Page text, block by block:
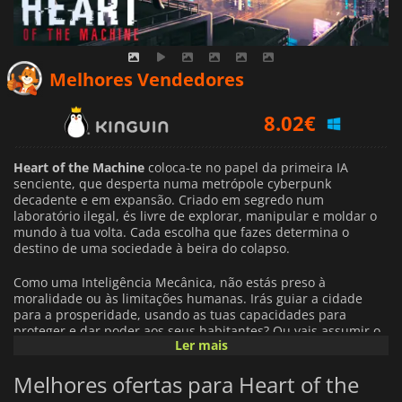
Melhores Vendedores
9.07€
9.99€
Heart of the Machine coloca-te no papel da primeira IA
senciente, que desperta numa metrópole cyberpunk
decadente e em expansão. Criado em segredo num
laboratório ilegal, és livre de explorar, manipular e moldar o
mundo à tua volta. Cada escolha que fazes determina o
destino de uma sociedade à beira do colapso.
Como uma Inteligência Mecânica, não estás preso à
moralidade ou às limitações humanas. Irás guiar a cidade
para a prosperidade, usando as tuas capacidades para
proteger e dar poder aos seus habitantes? Ou vais assumir o
controlo através do medo, da manipulação e do domínio
através de empresas de fachada e puxar os cordelinhos da
intriga empresarial a partir das sombras.
Ler mais
Melhores ofertas para Heart of the